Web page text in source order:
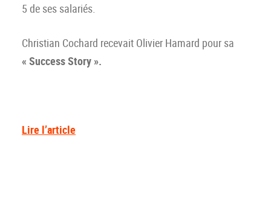
5 de ses salariés.
Christian Cochard recevait Olivier Hamard pour sa
« Success Story ».
Lire l’article